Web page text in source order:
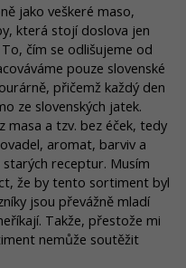
jako veškeré maso,
která stojí doslova jen
čím se odlišujeme od
pouze slovenské
přičemž každý den
ze slovenských jatek.
masa a tzv. bez éček, tedy
aromat, barviv a
receptur. Musím
že by tento sortiment byl
jsou převážně mladí
Takže, přestože mi
nemůže soutěžit